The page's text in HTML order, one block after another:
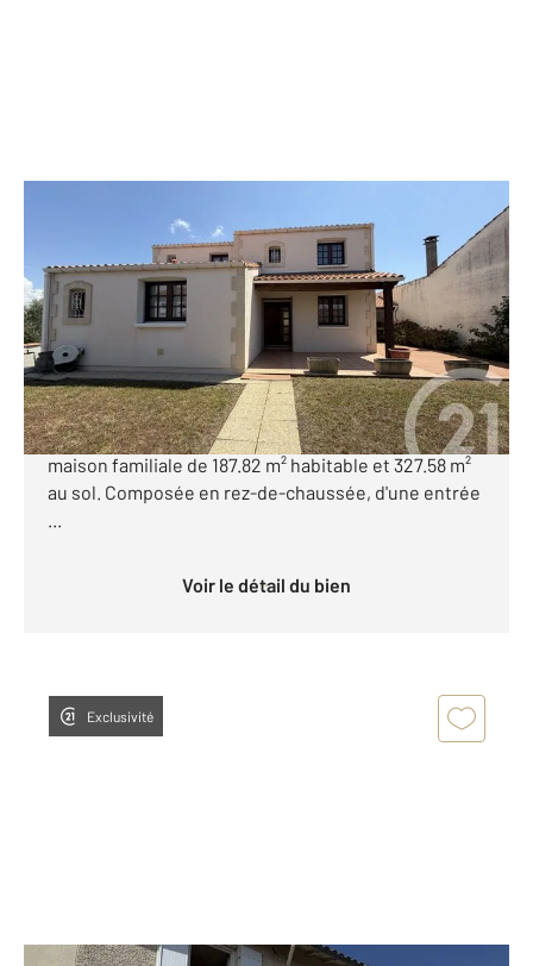
, 7 pièces
Ref : 9218
Maison à vendre
599 000 €
ROYAN A 750 m du Marché Central et à 350 m du
super U. Century 21 Grand Large vous propose une
maison familiale de 187.82 m² habitable et 327.58 m²
au sol. Composée en rez-de-chaussée, d'une entrée
...
Voir le détail du bien
Exclusivité